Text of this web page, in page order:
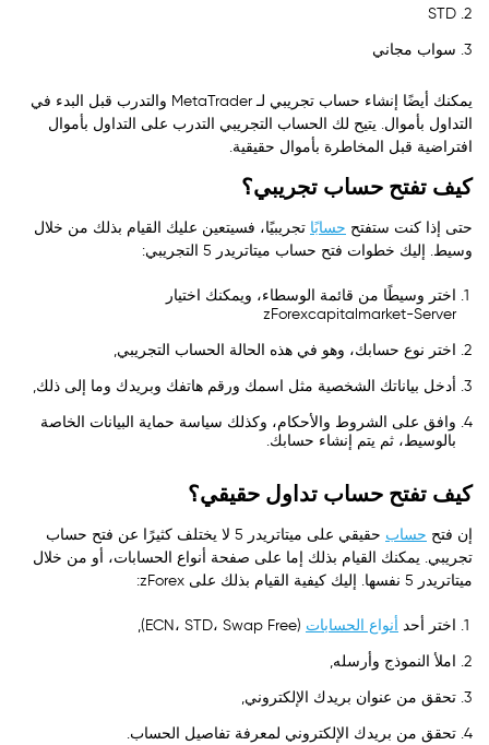
STD
سواب مجاني
يمكنك أيضًا إنشاء حساب تجريبي لـ MetaTrader والتدرب قبل البدء في
التداول بأموال. يتيح لك الحساب التجريبي التدرب على التداول بأموال
افتراضية قبل المخاطرة بأموال حقيقية.
كيف تفتح حساب تجريبي؟
حتى إذا كنت ستفتح حسابًا تجريبيًا، فسيتعين عليك القيام بذلك من خلال
وسيط. إليك خطوات فتح حساب ميتاتريدر 5 التجريبي:
اختر وسيطًا من قائمة الوسطاء، ويمكنك اختيار
zForexcapitalmarket-Server
اختر نوع حسابك، وهو في هذه الحالة الحساب التجريبي,
أدخل بياناتك الشخصية مثل اسمك ورقم هاتفك وبريدك وما إلى ذلك,
وافق على الشروط والأحكام، وكذلك سياسة حماية البيانات الخاصة
بالوسيط، ثم يتم إنشاء حسابك.
كيف تفتح حساب تداول حقيقي؟
إن فتح حساب
حقيقي على ميتاتريدر 5 لا يختلف كثيرًا عن فتح حساب
تجريبي. يمكنك القيام بذلك إما على صفحة أنواع الحسابات، أو من خلال
ميتاتريدر 5 نفسها. إليك كيفية القيام بذلك على zForex:
اختر أحد أنواع الحسابات (ECN، STD، Swap Free),
املأ النموذج وأرسله,
تحقق من عنوان بريدك الإلكتروني,
تحقق من بريدك الإلكتروني لمعرفة تفاصيل الحساب.